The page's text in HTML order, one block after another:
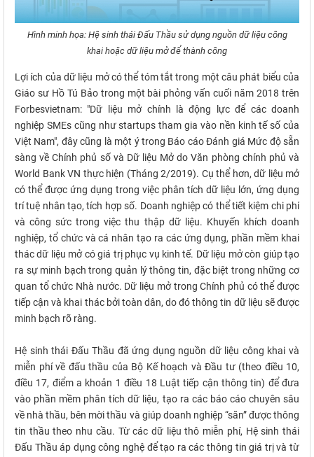
Hình minh họa: Hệ sinh thái Đấu Thầu sử dụng nguồn dữ liệu công
khai hoặc dữ liệu mở để thành công
Lợi ích của dữ liệu mở có thể tóm tắt trong một câu phát biểu của
Giáo sư Hồ Tú Bảo trong một bài phỏng vấn cuối năm 2018 trên
Forbesvietnam: "Dữ liệu mở chính là động lực để các doanh
nghiệp SMEs cũng như startups tham gia vào nền kinh tế số của
Việt Nam", đây cũng là một ý trong Báo cáo Đánh giá Mức độ sẵn
sàng về Chính phủ số và Dữ liệu Mở do Văn phòng chính phủ và
World Bank VN thực hiện (Tháng 2/2019). Cụ thể hơn, dữ liệu mở
có thể được ứng dụng trong việc phân tích dữ liệu lớn, ứng dụng
trí tuệ nhân tạo, tích hợp số. Doanh nghiệp có thể tiết kiệm chi phí
và công sức trong việc thu thập dữ liệu. Khuyến khích doanh
nghiệp, tổ chức và cá nhân tạo ra các ứng dụng, phần mềm khai
thác dữ liệu mở có giá trị phục vụ kinh tế. Dữ liệu mở còn giúp tạo
ra sự minh bạch trong quản lý thông tin, đặc biệt trong những cơ
quan tổ chức Nhà nước. Dữ liệu mở trong Chính phủ có thể được
tiếp cận và khai thác bởi toàn dân, do đó thông tin dữ liệu sẽ được
minh bạch rõ ràng.
Hệ sinh thái Đấu Thầu đã ứng dụng nguồn dữ liệu công khai và
miễn phí về đấu thầu của Bộ Kế hoạch và Đầu tư (theo điều 10,
điều 17, điểm a khoản 1 điều 18 Luật tiếp cận thông tin) để đưa
vào phần mềm phân tích dữ liệu, tạo ra các báo cáo chuyên sâu
về nhà thầu, bên mời thầu và giúp doanh nghiệp “săn” được thông
tin thầu theo nhu cầu. Từ các dữ liệu thô miễn phí, Hệ sinh thái
Đấu Thầu áp dụng công nghệ để tạo ra các thông tin giá trị và từ